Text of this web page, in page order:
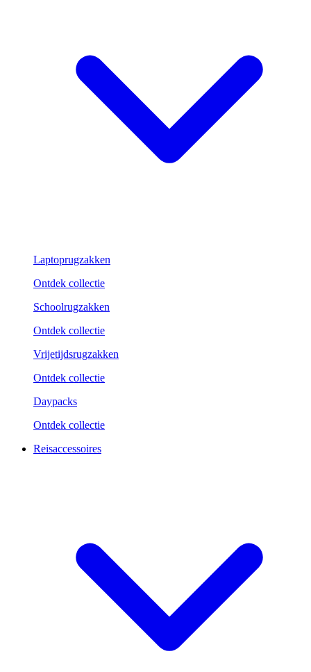
Laptoprugzakken
Ontdek collectie
Schoolrugzakken
Ontdek collectie
Vrijetijdsrugzakken
Ontdek collectie
Daypacks
Ontdek collectie
Reisaccessoires